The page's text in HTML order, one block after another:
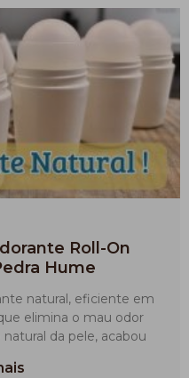
Roll-On
Hume
natural, eficiente em
elimina o mau odor
da pele, acabou